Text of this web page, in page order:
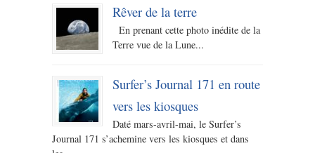
Rêver de la terre
En prenant cette photo inédite de la
Terre vue de la Lune...
Surfer’s Journal 171 en route
vers les kiosques
Daté mars-avril-mai, le Surfer’s
Journal 171 s’achemine vers les kiosques et dans